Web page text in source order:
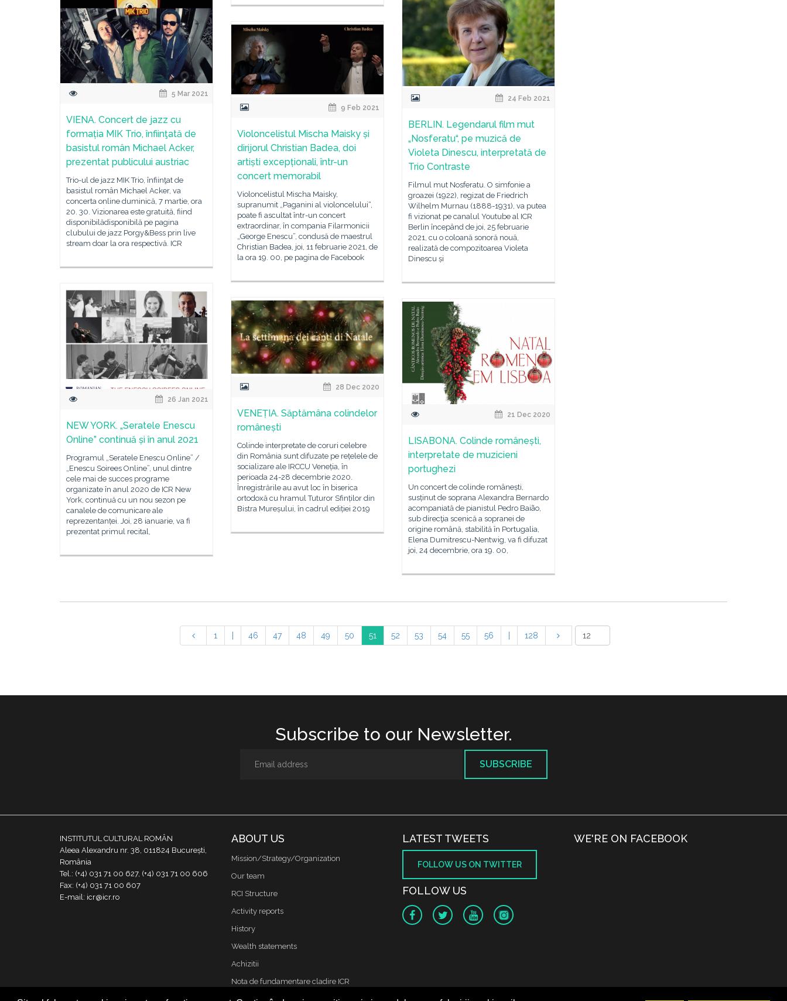
5 Mar 2021
VIENA. Concert de jazz cu
formația MIK Trio, înfiinţată de
basistul român Michael Acker,
prezentat publicului austriac
Trio-ul de jazz MIK Trio, înfiinţat de
basistul român Michael Acker, va
concerta online duminică, 7 martie, ora
20. 30. Vizionarea este gratuită, fiind
disponibilădisponibilă pe pagina
clubului de jazz Porgy&Bess prin live
stream doar la ora respectivă. ICR
24 Feb 2021
BERLIN. Legendarul film mut
„Nosferatu“, pe muzică de
Violeta Dinescu, interpretată de
Trio Contraste
Filmul mut Nosferatu. O simfonie a
groazei (1922), regizat de Friedrich
Wilhelm Murnau (1888-1931), va putea
fi vizionat pe canalul Youtube al ICR
Berlin începând de joi, 25 februarie
2021, cu o coloană sonoră nouă,
realizată de compozitoarea Violeta
Dinescu și
9 Feb 2021
Violoncelistul Mischa Maisky și
dirijorul Christian Badea, doi
artiști excepționali, într-un
concert memorabil
Violoncelistul Mischa Maisky,
supranumit „Paganini al violoncelului“,
poate fi ascultat într-un concert
extraordinar, în compania Filarmonicii
„George Enescu”, condusă de maestrul
Christian Badea, joi, 11 februarie 2021, de
la ora 19. 00, pe pagina de Facebook
26 Jan 2021
NEW YORK. „Seratele Enescu
Online” continuă și în anul 2021
Programul „Seratele Enescu Online” /
„Enescu Soirees Online”, unul dintre
cele mai de succes programe
organizate în anul 2020 de ICR New
York, continuă cu un nou sezon pe
canalele de comunicare ale
reprezentanței. Joi, 28 ianuarie, va fi
prezentat primul recital,
28 Dec 2020
VENEȚIA. Săptămâna colindelor
românești
Colinde interpretate de coruri celebre
din România sunt difuzate pe rețelele de
socializare ale IRCCU Veneția, în
perioada 24-28 decembrie 2020.
Înregistrările au avut loc în biserica
ortodoxă cu hramul Tuturor Sfinților din
Bistra Mureșului, în cadrul ediției 2019
21 Dec 2020
LISABONA. Colinde românești,
interpretate de muzicieni
portughezi
Un concert de colinde românești,
susținut de soprana Alexandra Bernardo
acompaniată de pianistul Pedro Baião,
sub direcţia scenică a sopranei de
origine română, stabilită în Portugalia,
Elena Dumitrescu-Nentwig, va fi difuzat
joi, 24 decembrie, ora 19. 00,
1 46 47 48 49 50 51 52 53 54 55 56 128
Subscribe to our Newsletter.
SUBSCRIBE
INSTITUTUL CULTURAL ROMÂN
Aleea Alexandru nr. 38, 011824 București,
România
Tel.: (+4) 031 71 00 627, (+4) 031 71 00 606
Fax: (+4) 031 71 00 607
E-mail: icr@icr.ro
ABOUT US
Mission/Strategy/Organization
Our team
RCI Structure
Activity reports
History
Wealth statements
Achizitii
Nota de fundamentare cladire ICR
Contact
LATEST TWEETS
FOLLOW US ON TWITTER
FOLLOW US
WE'RE ON FACEBOOK